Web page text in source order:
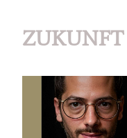
ZUKUNFT